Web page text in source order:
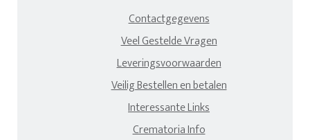
Contactgegevens
Veel Gestelde Vragen
Leveringsvoorwaarden
Veilig Bestellen en betalen
Interessante Links
Crematoria Info